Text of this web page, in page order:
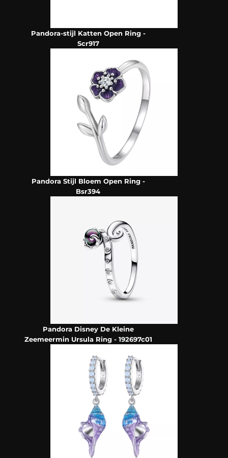
Pandora-stijl Katten Open Ring -
Scr917
Pandora Stijl Bloem Open Ring -
Bsr394
Pandora Disney De Kleine
Zeemeermin Ursula Ring - 192697c01